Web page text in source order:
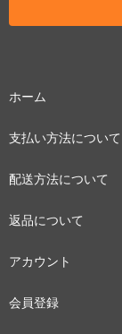
ホーム
支払い方法について
配送方法について
返品について
アカウント
会員登録